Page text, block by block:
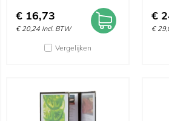
€ 16,73
€ 20,24 Incl. BTW
Vergelijken
€
€